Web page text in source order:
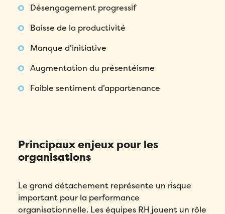
Désengagement progressif
Baisse de la productivité
Manque d’initiative
Augmentation du présentéisme
Faible sentiment d’appartenance
Principaux enjeux pour les
organisations
Le grand détachement représente un risque
important pour la performance
organisationnelle. Les équipes RH jouent un rôle
Remplissez ce formulaire pour réserver
Prénom
Nom *
Remplissez ce formulaire pour réserver
votre place!
Prénom *
Email *